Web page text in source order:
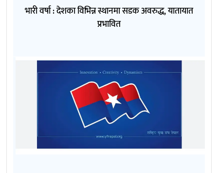
भारी वर्षा : देशका विभिन्न स्थानमा सडक अवरुद्ध, यातायात
प्रभावित